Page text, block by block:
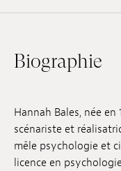
Emplois
Publications
Biographie
Hannah Bales, née
scénariste et
mêle psychologie et
licence en